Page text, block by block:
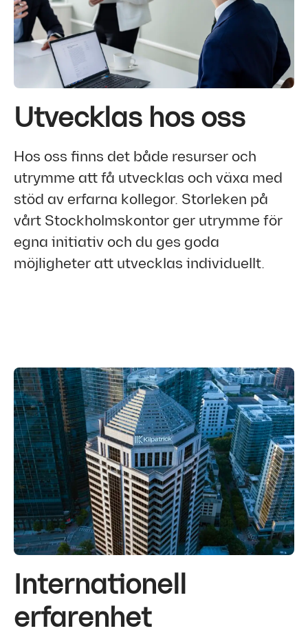
Utvecklas hos oss
Hos oss finns det både resurser och
utrymme att få utvecklas och växa med
stöd av erfarna kollegor. Storleken på
vårt Stockholmskontor ger utrymme för
egna initiativ och du ges goda
möjligheter att utvecklas individuellt.
Internationell
erfarenhet